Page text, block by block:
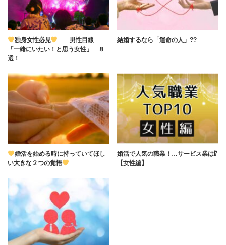
独身女性必見
男性目線
「一緒にいたい！と思う女性」 ８
選！
結婚するなら「運命の人」??
婚活を始める時に持っていてほし
い大きな２つの覚悟
婚活で人気の職業！…サービス業は⁉
【女性編】